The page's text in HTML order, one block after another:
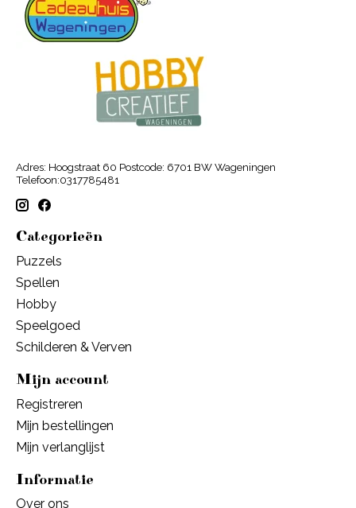
Adres: Hoogstraat 60 Postcode: 6701 BW Wageningen
Telefoon:0317785481
Categorieën
Puzzels
Spellen
Hobby
Speelgoed
Schilderen & Verven
Mijn account
Registreren
Mijn bestellingen
Mijn verlanglijst
Informatie
Over ons